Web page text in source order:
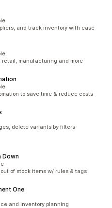
and track inventory with ease
retail, manufacturing and more
to save time & reduce costs
delete variants by filters
Down
of stock items w/ rules & tags
One
and inventory planning